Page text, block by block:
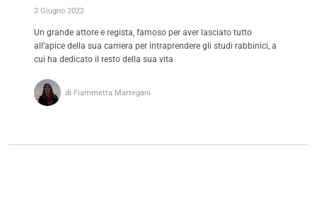
2 Giugno 2022
Un grande attore e regista, famoso per aver lasciato tutto
all’apice della sua carriera per intraprendere gli studi rabbinici, a
cui ha dedicato il resto della sua vita
di Fiammetta Martegani